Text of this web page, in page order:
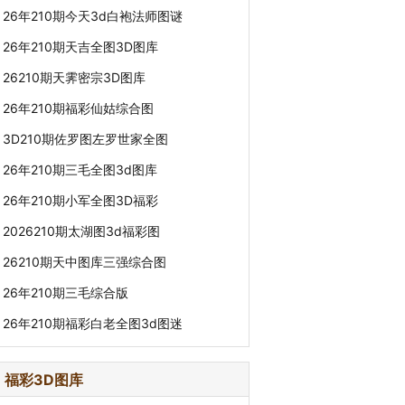
26年210期今天3d白袍法师图谜
26年210期天吉全图3D图库
26210期天霁密宗3D图库
26年210期福彩仙姑综合图
3D210期佐罗图左罗世家全图
26年210期三毛全图3d图库
26年210期小军全图3D福彩
2026210期太湖图3d福彩图
26210期天中图库三强综合图
26年210期三毛综合版
26年210期福彩白老全图3d图迷
福彩3D图库